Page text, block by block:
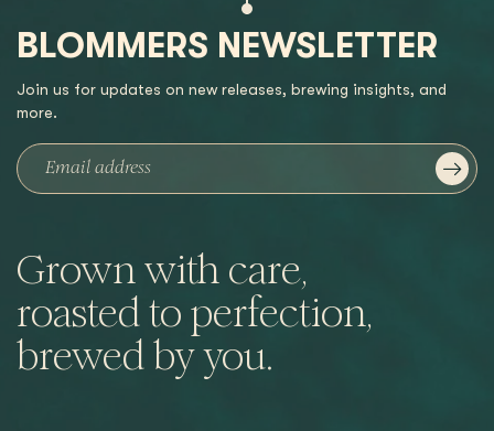
Grown with care,
roasted to perfection,
brewed by you.
BLOMMERS NEWSLETTER
Join us for updates on new releases, brewing insights, and
more.